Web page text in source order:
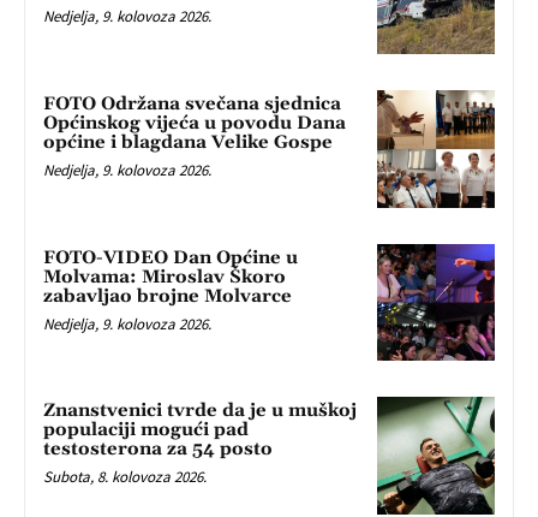
Nedjelja, 9. kolovoza 2026.
FOTO Održana svečana sjednica
Općinskog vijeća u povodu Dana
općine i blagdana Velike Gospe
Nedjelja, 9. kolovoza 2026.
FOTO-VIDEO Dan Općine u
Molvama: Miroslav Škoro
zabavljao brojne Molvarce
Nedjelja, 9. kolovoza 2026.
Znanstvenici tvrde da je u muškoj
populaciji mogući pad
testosterona za 54 posto
Subota, 8. kolovoza 2026.